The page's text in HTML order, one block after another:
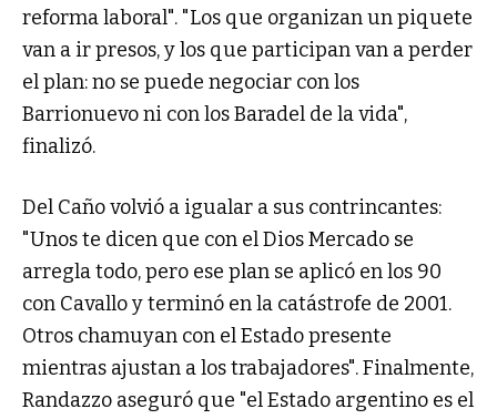
reforma laboral". "Los que organizan un piquete
van a ir presos, y los que participan van a perder
el plan: no se puede negociar con los
Barrionuevo ni con los Baradel de la vida",
finalizó.
Del Caño volvió a igualar a sus contrincantes:
"Unos te dicen que con el Dios Mercado se
arregla todo, pero ese plan se aplicó en los 90
con Cavallo y terminó en la catástrofe de 2001.
Otros chamuyan con el Estado presente
mientras ajustan a los trabajadores". Finalmente,
Randazzo aseguró que "el Estado argentino es el